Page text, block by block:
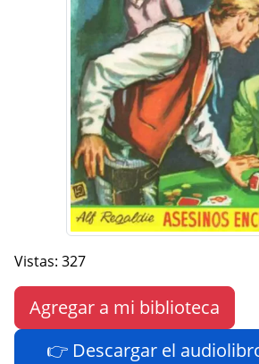
Vistas: 327
Agregar a mi biblioteca
👉 Descargar el